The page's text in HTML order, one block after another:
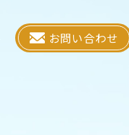
お問い合わせ